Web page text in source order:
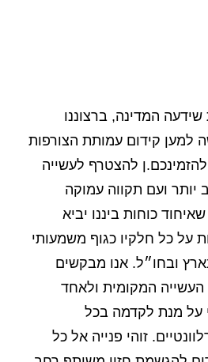
המדינה, ברצוננו
למען קידום עמותת הצורפות
להצטרף לעשייה
יותר ועם תקווה עמוקה
כוחות ביננו יביא
על כל חלקיו כגוף משמעותי
ובחו״ל. אנו מבקשים
המקומית ולאחד
על מנת לקדמה בכל
זוהי פנייה אל כל